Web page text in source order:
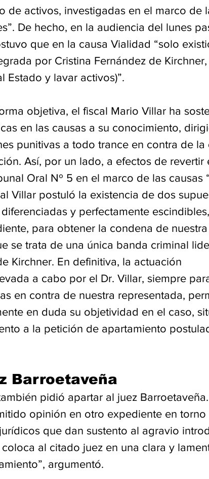
de activos, investigadas en el marco de
De hecho, en la audiencia del lunes
que en la causa Vialidad “solo
por Cristina Fernández de
Estado y lavar activos)”.
objetiva, el fiscal Mario Villar ha
en las causas a su conocimiento,
punitivas a todo trance en contra de la
Así, por un lado, a efectos de revertir
Oral Nº 5 en el marco de las causas
Villar postuló la existencia de dos
y perfectamente
para obtener la condena de
se trata de una única banda criminal
Kirchner. En definitiva, la actuación
a cabo por el Dr. Villar, siempre
en contra de nuestra representada,
en duda su objetividad en el caso,
a la petición de apartamiento
Barroetaveña
pidió apartar al juez Barroetaveña.
opinión en otro expediente en torno
que dan sustento al agravio
al citado juez en una clara y
argumentó.